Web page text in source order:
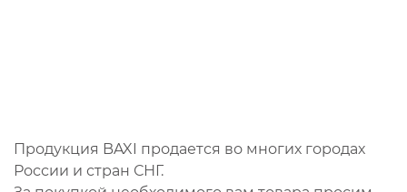
Продукция BAXI продается во многих городах
России и стран СНГ.